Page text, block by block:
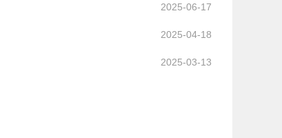
2025-06-17
2025-04-18
2025-03-13